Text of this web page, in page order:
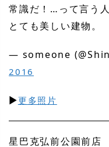
常識だ！…って言う
とても美しい建物。
— someone
2016
▶更多照片
星巴克弘前公園前店